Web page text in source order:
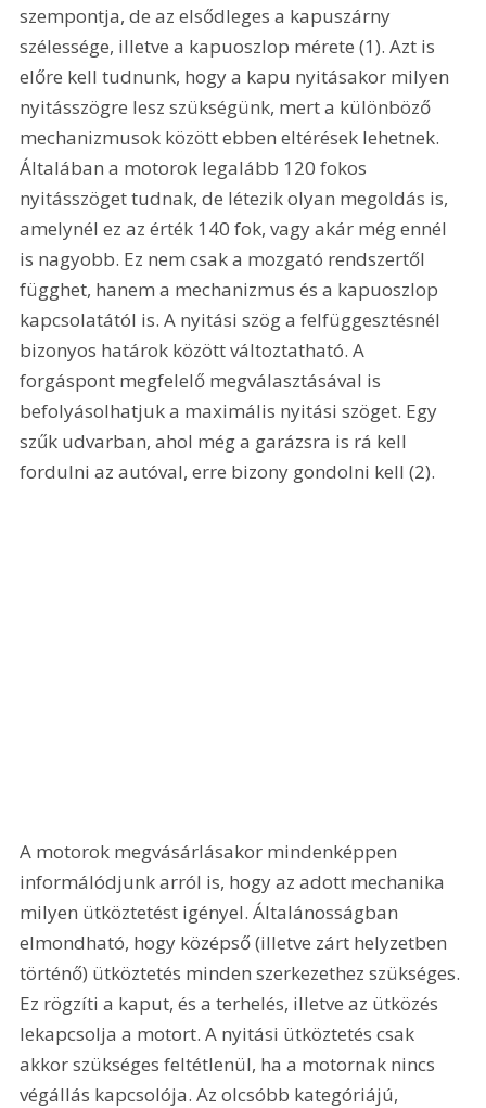
szempontja, de az elsődleges a kapuszárny
szélessége, illetve a kapuoszlop mérete (1). Azt is
előre kell tudnunk, hogy a kapu nyitásakor milyen
nyitásszögre lesz szükségünk, mert a különböző
mechanizmusok között ebben eltérések lehetnek.
Általában a motorok legalább 120 fokos
nyitásszöget tudnak, de létezik olyan megoldás is,
amelynél ez az érték 140 fok, vagy akár még ennél
is nagyobb. Ez nem csak a mozgató rendszertől
függhet, hanem a mechanizmus és a kapuoszlop
kapcsolatától is. A nyitási szög a felfüggesztésnél
bizonyos határok között változtatható. A
forgáspont megfelelő megválasztásával is
befolyásolhatjuk a maximális nyitási szöget. Egy
szűk udvarban, ahol még a garázsra is rá kell
fordulni az autóval, erre bizony gondolni kell (2).
A motorok megvásárlásakor mindenképpen
informálódjunk arról is, hogy az adott mechanika
milyen ütköztetést igényel. Általánosságban
elmondható, hogy középső (illetve zárt helyzetben
történő) ütköztetés minden szerkezethez szükséges.
Ez rögzíti a kaput, és a terhelés, illetve az ütközés
lekapcsolja a motort. A nyitási ütköztetés csak
akkor szükséges feltétlenül, ha a motornak nincs
végállás kapcsolója. Az olcsóbb kategóriájú,